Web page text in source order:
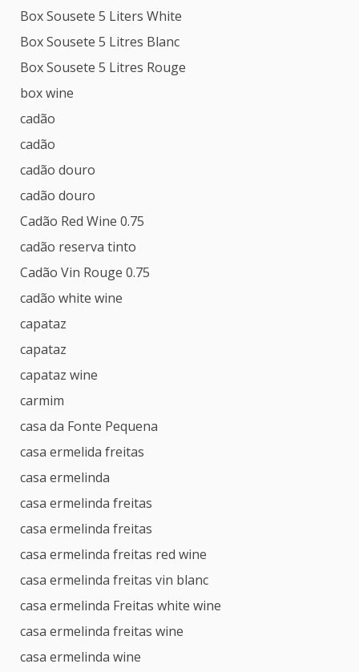
Box Sousete 5 Liters White
Box Sousete 5 Litres Blanc
Box Sousete 5 Litres Rouge
box wine
cadão
cadão
cadão douro
cadão douro
Cadão Red Wine 0.75
cadão reserva tinto
Cadão Vin Rouge 0.75
cadão white wine
capataz
capataz
capataz wine
carmim
casa da Fonte Pequena
casa ermelida freitas
casa ermelinda
casa ermelinda freitas
casa ermelinda freitas
casa ermelinda freitas red wine
casa ermelinda freitas vin blanc
casa ermelinda Freitas white wine
casa ermelinda freitas wine
casa ermelinda wine